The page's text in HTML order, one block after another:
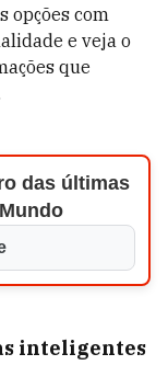
opções com
e veja o
que
das últimas
inteligentes